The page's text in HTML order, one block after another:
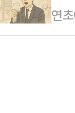
업
총,
일
시
연
에